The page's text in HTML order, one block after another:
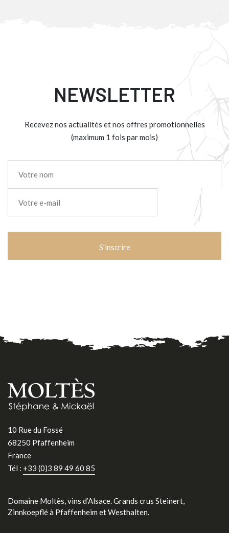
NEWSLETTER
Recevez nos actualités et nos offres promotionnelles
(maximum 1 fois par mois)
mail *
10 Rue du Fossé
68250 Pfaffenheim
France
Tél : +33 (0)3 89 49 60 85
Domaine Moltès, vins d’Alsace. Grands crus Steinert,
Zinnkoepflé à Pfaffenheim et Westhalten.